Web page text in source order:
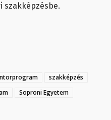
szakképzésbe.
szakképzés
Soproni Egyetem